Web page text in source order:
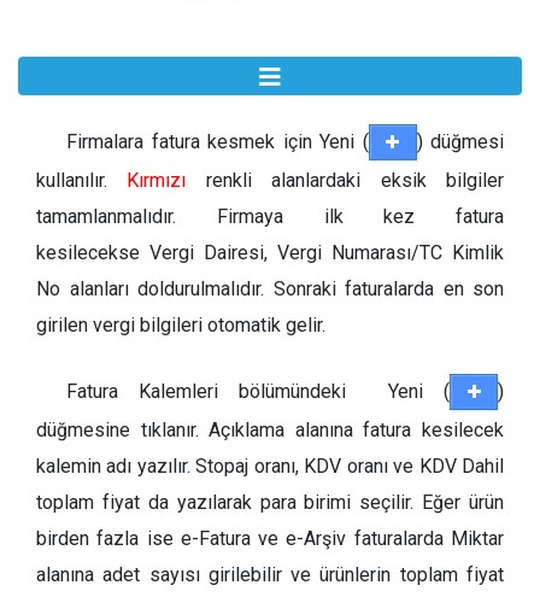
Firmalara fatura kesmek için Yeni (
) düğmesi
kullanılır. Kırmızı renkli alanlardaki eksik bilgiler
tamamlanmalıdır. Firmaya ilk kez fatura
kesilecekse Vergi Dairesi, Vergi Numarası/TC Kimlik
No alanları doldurulmalıdır. Sonraki faturalarda en son
girilen vergi bilgileri otomatik gelir.
Fatura Kalemleri bölümündeki Yeni (
)
düğmesine tıklanır. Açıklama alanına fatura kesilecek
kalemin adı yazılır. Stopaj oranı, KDV oranı ve KDV Dahil
toplam fiyat da yazılarak para birimi seçilir. Eğer ürün
birden fazla ise e-Fatura ve e-Arşiv faturalarda Miktar
alanına adet sayısı girilebilir ve ürünlerin toplam fiyat